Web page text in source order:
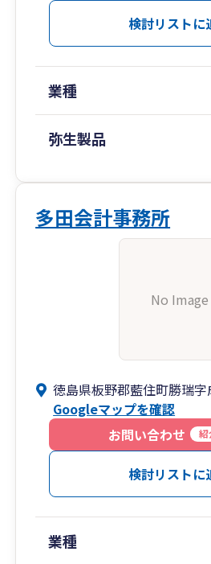
検討リストに
業種
弥生製品
多田会計事務所
No Image
徳島県板野郡藍住町勝瑞字
Googleマップを確認
お問い合わせ
紹
検討リストに
業種